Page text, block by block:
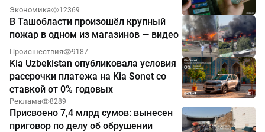
Экономика 12369
В Ташобласти произошёл крупный
пожар в одном из магазинов — видео
Происшествия 9187
Kia Uzbekistan опубликовала условия
рассрочки платежа на Kia Sonet со
ставкой от 0% годовых
Реклама 8289
Присвоено 7,4 млрд сумов: вынесен
приговор по делу об обрушении